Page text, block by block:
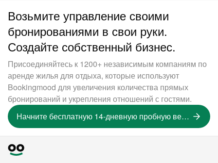
Возьмите управление своими
бронированиями в свои руки.
Создайте собственный бизнес.
Присоединяйтесь к 1200+ независимым компаниям по
аренде жилья для отдыха, которые используют
Bookingmood для увеличения количества прямых
бронирований и укрепления отношений с гостями.
Начните бесплатную 14-дневную пробную версию